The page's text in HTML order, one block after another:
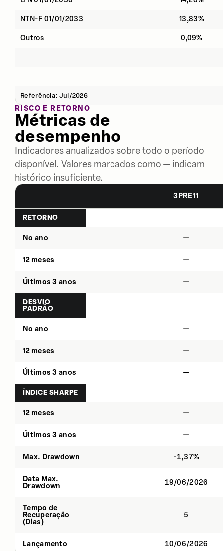
NTN-F 01/01/2033 13,83%
Outros 0,09%
Referência: Jul/2026
RISCO E RETORNO
Métricas de
desempenho
Indicadores anualizados sobre todo o período
disponível. Valores marcados como — indicam
histórico insuficiente.
3PRE11
RETORNO
No ano —
12 meses —
Últimos 3 anos —
DESVIO
PADRÃO
No ano —
12 meses —
Últimos 3 anos —
ÍNDICE SHARPE
12 meses —
Últimos 3 anos —
Max. Drawdown -1,37%
Data Max.
Drawdown
19/06/2026
Tempo de
Recuperação
(Dias)
5
Lançamento 10/06/2026